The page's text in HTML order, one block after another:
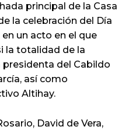
principal de la Casa
la celebración del Día
un acto en el que
la totalidad de la
presidenta del Cabildo
así como
Altihay.
David de Vera,